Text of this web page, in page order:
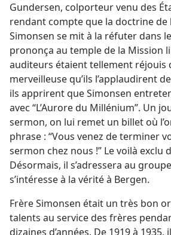
Gundersen, colporteur venu des
rendant compte que la doctrine de
Simonsen se mit à la réfuter dans
prononça au temple de la Mission
auditeurs étaient tellement réjouis
merveilleuse qu’ils l’applaudirent
ils apprirent que Simonsen
avec “L’Aurore du Millénium”. Un
sermon, on lui remet un billet où
phrase : “Vous venez de terminer
sermon chez nous !” Le voilà exclu
Désormais, il s’adressera au
s’intéresse à la vérité à Bergen.
Frère Simonsen était un très bon
talents au service des frères
dizaines d’années. De 1919 à